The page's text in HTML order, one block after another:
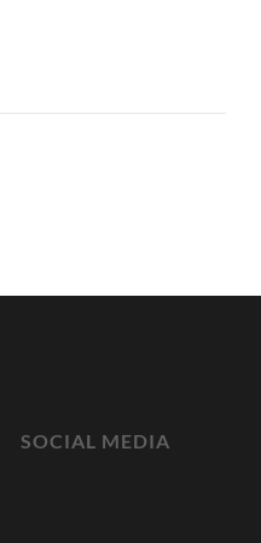
SOCIAL MEDIA